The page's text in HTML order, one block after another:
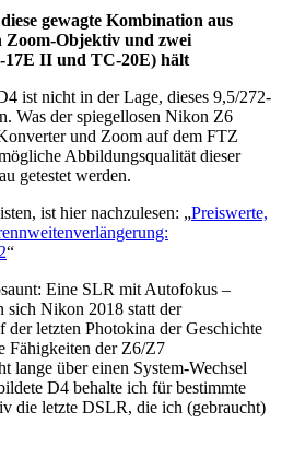
gewagte Kombination aus
Zoom-Objektiv und zwei
II und TC-20E) hält
ist nicht in der Lage, dieses 9,5/272-
Was der spiegellosen Nikon Z6
und Zoom auf dem FTZ
Abbildungsqualität dieser
getestet werden.
ist hier nachzulesen: „Preiswerte,
“
Eine SLR mit Autofokus –
Nikon 2018 statt der
der letzten Photokina der Geschichte
Fähigkeiten der Z6/Z7
lange über einen System-Wechsel
D4 behalte ich für bestimmte
die letzte DSLR, die ich (gebraucht)